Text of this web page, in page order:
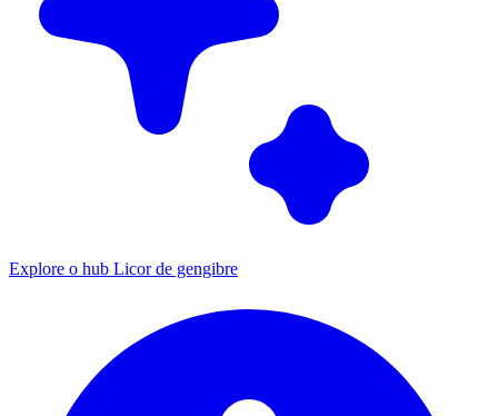
Explore o hub Licor de gengibre